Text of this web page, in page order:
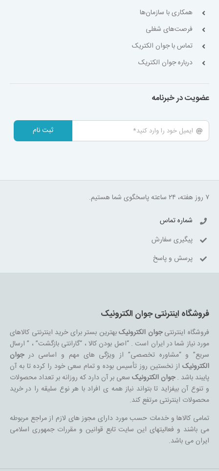
همکاری با سازمان‌ها
فرصت‌های شغلی
تماس با جوان الکتریک
درباره جوان الکتریک
عضویت در خبرنامه
ثبت نام
۷ روز هفته، ۲۴ ساعته پاسخگوی شما هستیم.
شماره تماس
پیگیری سفارش
پرسش و پاسخ
فروشگاه اینترنتی جوان الکترونیک
فروشگاه اینترنتیجوان الکترونیکبهترین بستر برای خرید اینترنتی کالاهای
مورد نیاز شما در ایران است . “اصل بودن کالا ، “گارانتی بازگشت” ، ” ارسال
سریع” و “مشاوره تخصصی” از ویژگی های مهم و اساسی درجوان
الکترونیکاز نخستین روز تأسیس بوده و تمام سعی خود را کرده تا به آن
پایبند باشد .جوان الکترونیکسعی بر آن دارد که روزانه بر تعداد محصولات
و تنوع آن بیفزاید تا بتواند نیاز همه ی افراد با هر نوع سلیقه را در خرید
محصولات اینترنتی مرتفع کند.
تمامی کالاها و خدمات حسب مورد دارای مجوز های لازم از مراجع مربوطه
می باشند و فعالیتهای این سایت تابع قوانین و مقررات جمهوری اسلامی
ایران می باشد.